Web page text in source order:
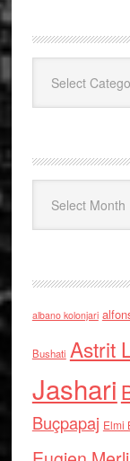
albano kolonjari
Bushati Astrit
Jashari
Buçpapaj Elmi